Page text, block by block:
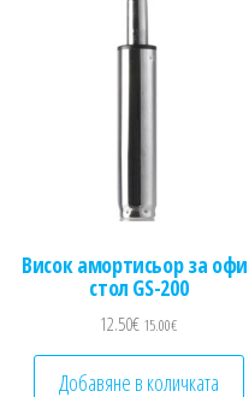
Висок амортисьор за
стол GS-200
12.50€ 15.00€
Добавяне в количката